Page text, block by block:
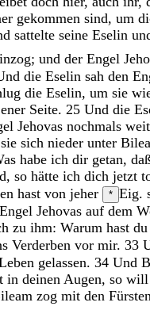
gekommen sind, um
sattelte seine Eselin
; und der Engel
die Eselin sah den
die Eselin, um sie
Seite. 25 Und die
Jehovas nochmals
sie sich nieder unter
habe ich dir getan,
, so hätte ich dich jetzt
hast von jeher * Eig.
Engel Jehovas auf dem
zu ihm: Warum hast du
Verderben vor mir. 33
gelassen. 34 Und
in deinen Augen, so will
zog mit den Fürsten